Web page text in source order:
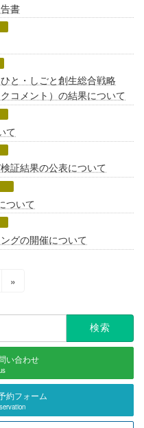
書
と・しごと創生総合戦略
コメント）の結果について
て
証結果の公表について
ついて
グの開催について
»
い合わせ
約フォーム